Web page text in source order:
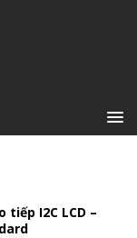
tiếp I2C LCD –